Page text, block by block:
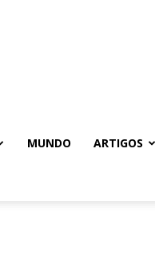
MUNDO ARTIGOS